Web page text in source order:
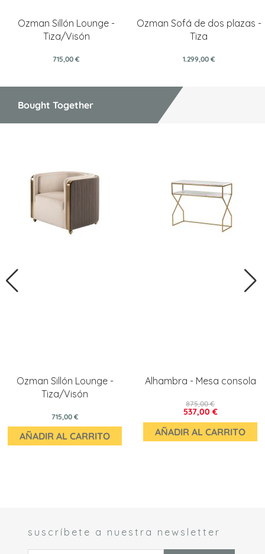
Ozman Sillón Lounge -
Tiza/Visón
715,00 €
Ozman Sofá de dos plazas -
Tiza
1.299,00 €
Bought Together
Ozman Sillón Lounge -
Tiza/Visón
715,00 €
AÑADIR AL CARRITO
Alhambra - Mesa consola
537,00 €
875,00 €
AÑADIR AL CARRITO
suscríbete a nuestra newsletter